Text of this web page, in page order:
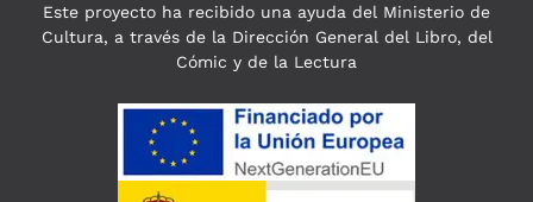
Este proyecto ha recibido una ayuda del Ministerio de
Cultura, a través de la Dirección General del Libro, del
Cómic y de la Lectura